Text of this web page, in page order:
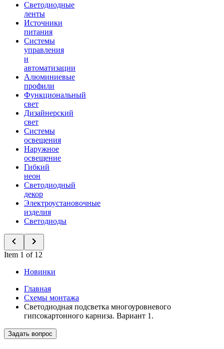
Светодиодные
ленты
Источники
питания
Системы
управления
и
автоматизации
Алюминиевые
профили
Функциональный
свет
Дизайнерский
свет
Системы
освещения
Наружное
освещение
Гибкий
неон
Светодиодный
декор
Электроустановочные
изделия
Светодиоды
Item 1 of 12
Новинки
Главная
Схемы монтажа
Светодиодная подсветка многоуровневого
гипсокартонного карниза. Вариант 1.
Задать вопрос